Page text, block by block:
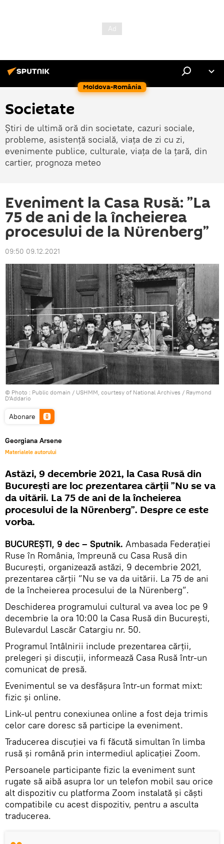
Moldova-România
Societate
Știri de ultimă oră din societate, cazuri sociale,
probleme, asistență socială, viața de zi cu zi,
evenimente publice, culturale, viața de la țară, din
cartier, prognoza meteo
Eveniment la Casa Rusă: ”La
75 de ani de la încheierea
procesului de la Nürenberg”
09:50 09.12.2021
© Photo : Public domain / USHMM, courtesy of National Archives / Raymond
D'Addario
Abonare
Georgiana Arsene
Materialele autorului
Astăzi, 9 decembrie 2021, la Casa Rusă din
București are loc prezentarea cărții ”Nu se va
da uitării. La 75 de ani de la încheierea
procesului de la Nürenberg”. Despre ce este
vorba.
BUCUREȘTI, 9 dec – Sputnik. Ambasada Federației
Ruse în România, împreună cu Casa Rusă din
București, organizează astăzi, 9 decembrie 2021,
prezentarea cărții ”Nu se va da uitării. La 75 de ani
de la încheierea procesului de la Nürenberg”.
Deschiderea programului cultural va avea loc pe 9
decembrie la ora 10:00 la Casa Rusă din București,
Bulevardul Lascăr Catargiu nr. 50.
Programul întâlnirii include prezentarea cărții,
prelegeri și discuții, informează Casa Rusă într-un
comunicat de presă.
Evenimentul se va desfășura într-un format mixt:
fizic și online.
Link-ul pentru conexiunea online a fost deja trimis
celor care doresc să participe la eveniment.
Traducerea discuției va fi făcută simultan în limba
rusă și română prin intermediul aplicației Zoom.
Persoanele participante fizic la eveniment sunt
rugate să aibă asupra lor un telefon mobil sau orice
alt dispozitiv cu platforma Zoom instalată și căști
compatibile cu acest dispozitiv, pentru a asculta
traducerea.